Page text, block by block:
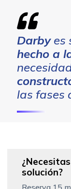
Darbyes
hecho a
las fases
solución?